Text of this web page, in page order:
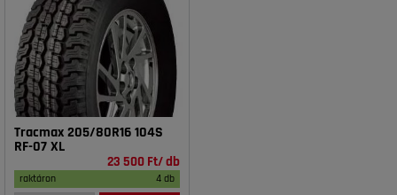
Tracmax 205/80R16 104S
RF-07 XL
23 500 Ft/ db
raktáron 4 db